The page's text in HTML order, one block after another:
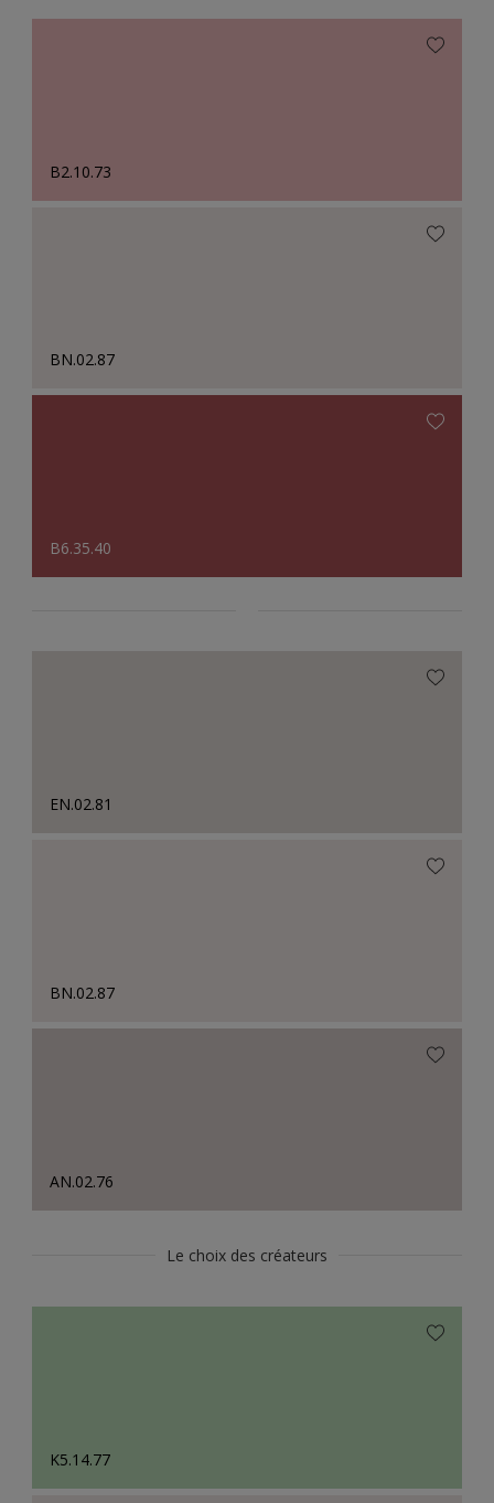
B2.10.73
BN.02.87
B6.35.40
EN.02.81
BN.02.87
AN.02.76
Le choix des créateurs
K5.14.77